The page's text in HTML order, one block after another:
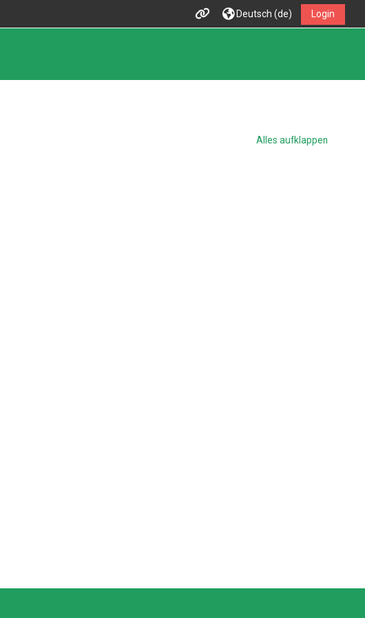
Deutsch ‎(de)‎ Login
Alles aufklappen